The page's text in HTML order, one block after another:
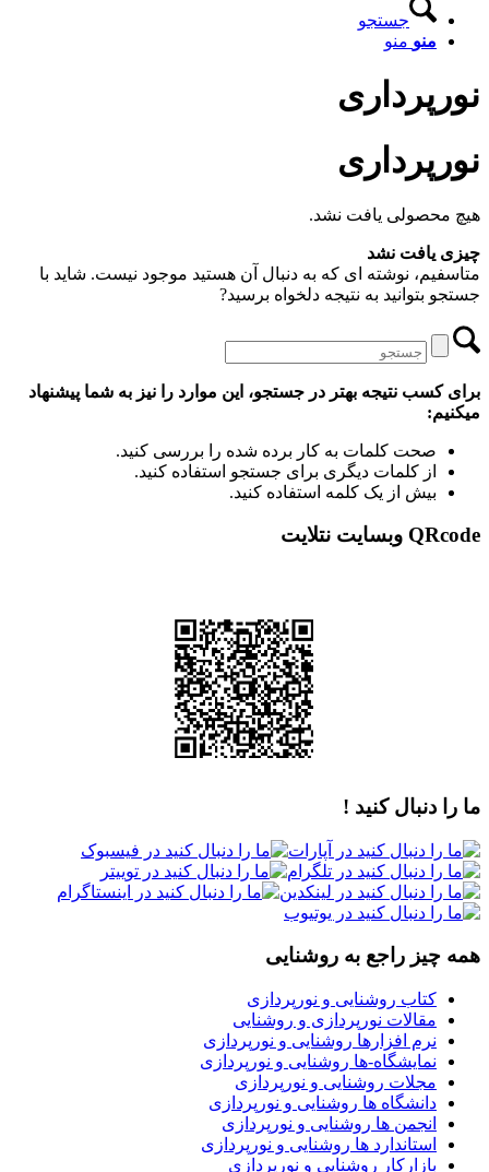
جستجو
منو منو
نورپرداری
نورپرداری
هیچ محصولی یافت نشد.
چیزی یافت نشد
متاسفیم، نوشته ای که به دنبال آن هستید موجود نیست. شاید با
جستجو بتوانید به نتیجه دلخواه برسید?
برای کسب نتیجه بهتر در جستجو، این موارد را نیز به شما پیشنهاد
میکنیم:
صحت کلمات به کار برده شده را بررسی کنید.
از کلمات دیگری برای جستجو استفاده کنید.
بیش از یک کلمه استفاده کنید.
QRcode وبسایت نتلایت
ما را دنبال کنید !
همه چیز راجع به روشنایی
کتاب روشنایی و نورپردازی
مقالات نورپردازی و روشنایی
نرم افزارها روشنایی و نورپردازی
نمایشگاه-ها روشنایی و نورپردازی
مجلات روشنایی و نورپردازی
دانشگاه ها روشنایی و نورپردازی
انجمن ها روشنایی و نورپردازی
استاندارد ها روشنایی و نورپردازی
بازارکار روشنایی و نورپردازی